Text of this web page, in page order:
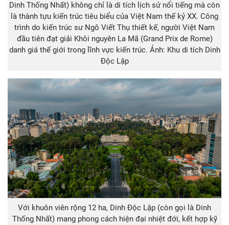
Dinh Thống Nhất) không chỉ là di tích lịch sử nổi tiếng mà còn
là thành tựu kiến trúc tiêu biểu của Việt Nam thế kỷ XX. Công
trình do kiến trúc sư Ngô Viết Thụ thiết kế, người Việt Nam
đầu tiên đạt giải Khôi nguyên La Mã (Grand Prix de Rome)
danh giá thế giới trong lĩnh vực kiến trúc. Ảnh: Khu di tích Dinh
Độc Lập
Với khuôn viên rộng 12 ha, Dinh Độc Lập (còn gọi là Dinh
Thống Nhất) mang phong cách hiện đại nhiệt đới, kết hợp kỹ